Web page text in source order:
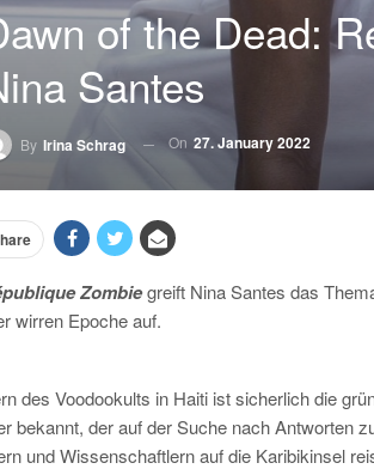
of the Dead:
Santes
By Irina Schrag On 27. January 2022
Zombiegreift Nina Santes das
wirren Epoche auf.
des Voodookults in Haiti ist sicherlich die
bekannt, der auf der Suche nach Antworten
und Wissenschaftlern auf die Karibikinsel